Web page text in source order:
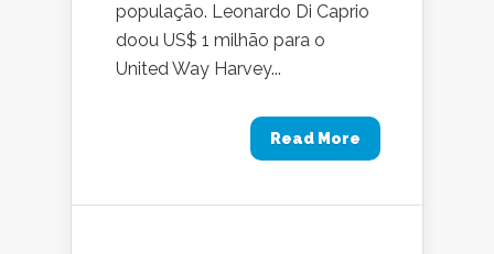
população. Leonardo Di Caprio
doou US$ 1 milhão para o
United Way Harvey...
Read More